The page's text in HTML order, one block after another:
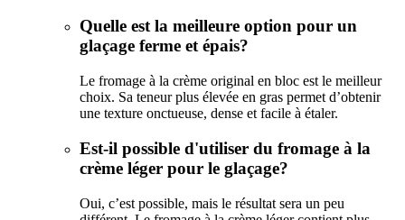
Quelle est la meilleure option pour un
glaçage ferme et épais?
Le fromage à la crème original en bloc est le meilleur
choix. Sa teneur plus élevée en gras permet d’obtenir
une texture onctueuse, dense et facile à étaler.
Est-il possible d'utiliser du fromage à la
crème léger pour le glaçage?
Oui, c’est possible, mais le résultat sera un peu